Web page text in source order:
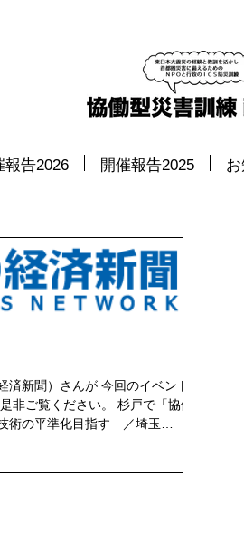
報告2026 開催報告2025
新聞）さんが 今回のイベントを
非ご覧ください。 杉戸で「協働
術の平準化目指す ／埼玉